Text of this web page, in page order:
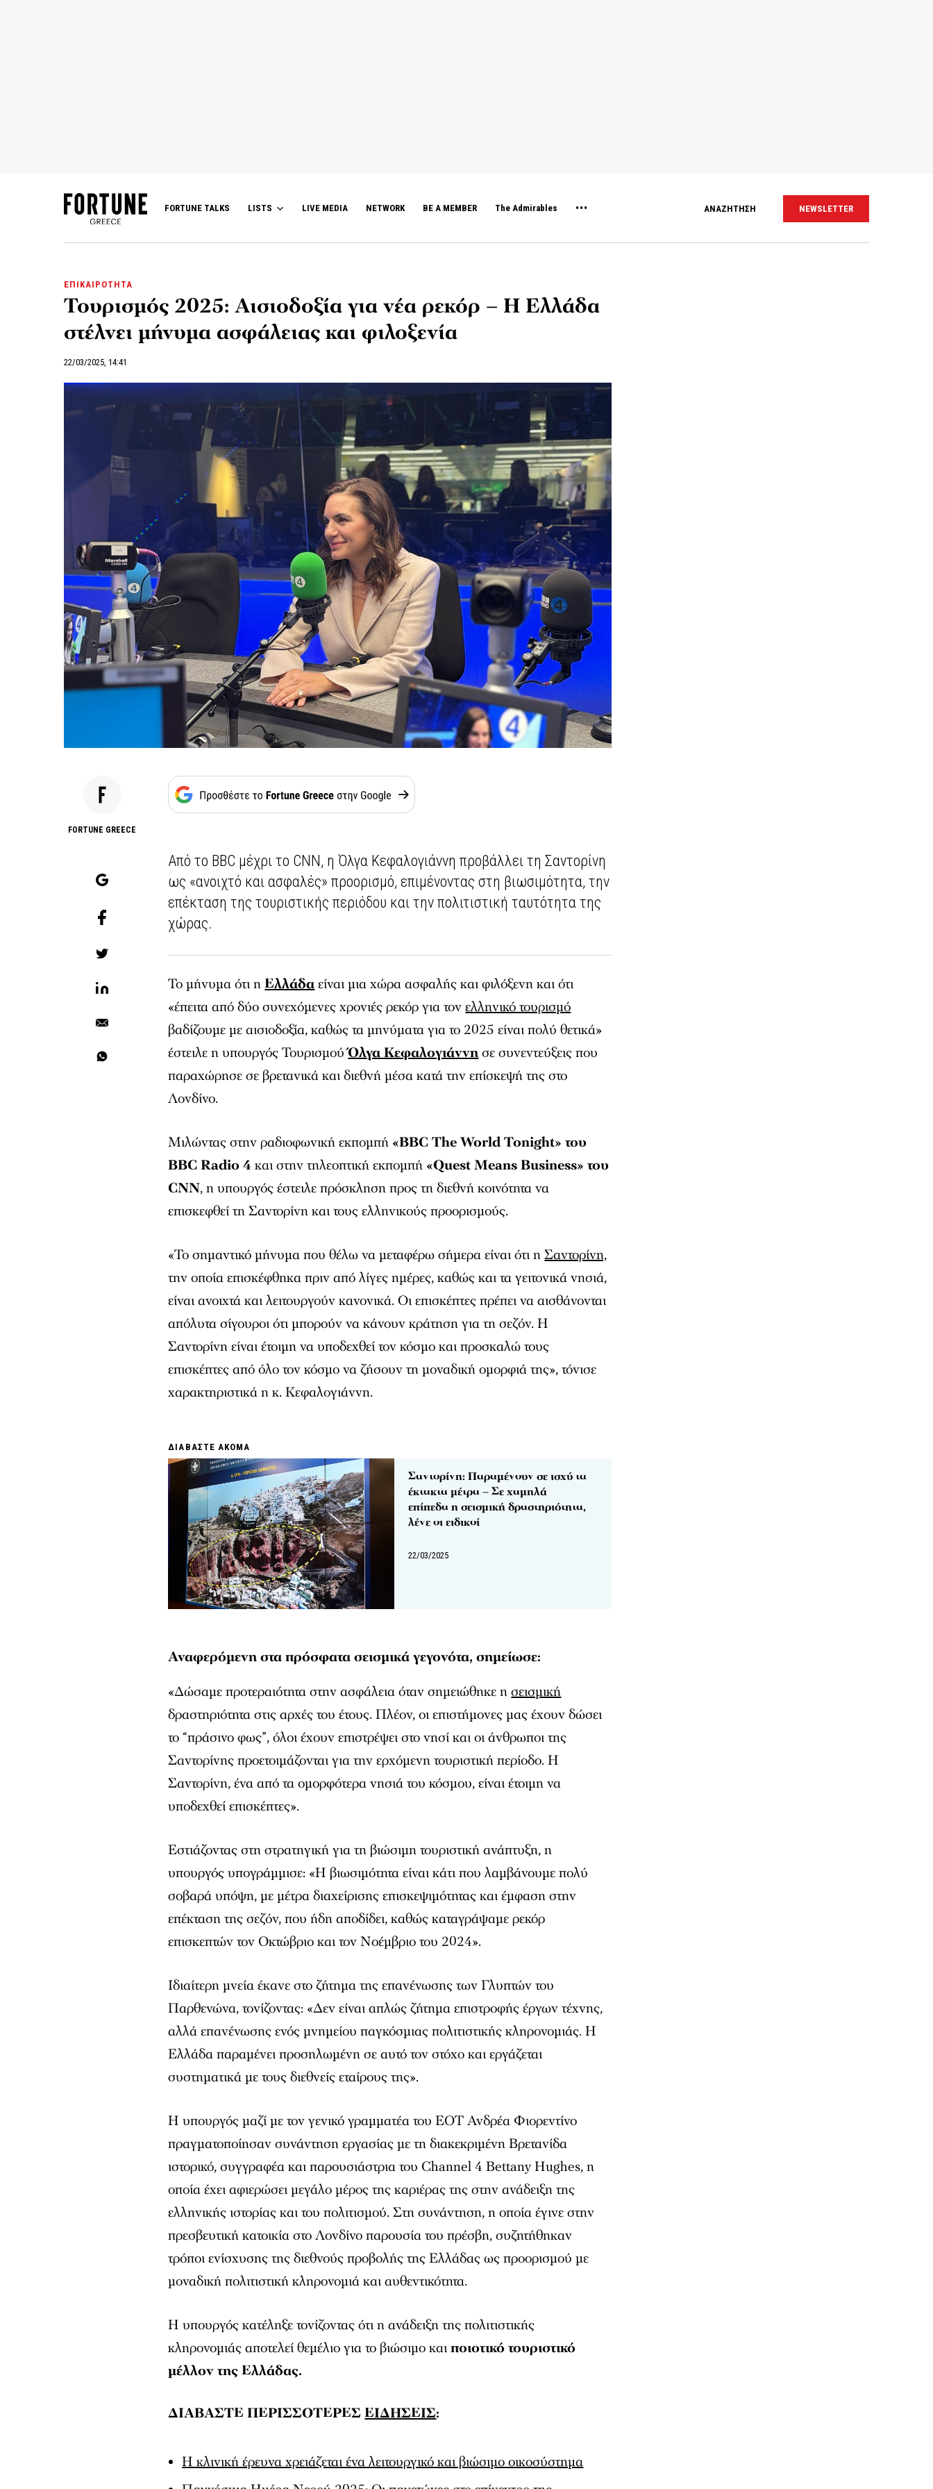
FORTUNE TALKS LISTS LIVE MEDIA NETWORK BE A MEMBER The Admirables ΑΝΑΖΗΤΗΣΗ NEWSLETTER
ΕΠΙΚΑΙΡΟΤΗΤΑ
Τουρισμός 2025: Αισιοδοξία για νέα ρεκόρ – Η Ελλάδα
στέλνει μήνυμα ασφάλειας και φιλοξενία
22/03/2025, 14:41
FORTUNE GREECE
Από το BBC μέχρι το CNN, η Όλγα Κεφαλογιάννη προβάλλει τη Σαντορίνη
ως «ανοιχτό και ασφαλές» προορισμό, επιμένοντας στη βιωσιμότητα, την
επέκταση της τουριστικής περιόδου και την πολιτιστική ταυτότητα της
χώρας.
Το μήνυμα ότι ηΕλλάδαείναι μια χώρα ασφαλής και φιλόξενη και ότι
«έπειτα από δύο συνεχόμενες χρονιές ρεκόρ για τονελληνικό τουρισμό
βαδίζουμε με αισιοδοξία, καθώς τα μηνύματα για το 2025 είναι πολύ θετικά»
έστειλε η υπουργός ΤουρισμούΌλγα Κεφαλογιάννησε συνεντεύξεις που
παραχώρησε σε βρετανικά και διεθνή μέσα κατά την επίσκεψή της στο
Λονδίνο.
Μιλώντας στην ραδιοφωνική εκπομπή «BBC The World Tonight» του
BBC Radio 4 και στην τηλεοπτική εκπομπή «Quest Means Business» του
CNN, η υπουργός έστειλε πρόσκληση προς τη διεθνή κοινότητα να
επισκεφθεί τη Σαντορίνη και τους ελληνικούς προορισμούς.
«Το σημαντικό μήνυμα που θέλω να μεταφέρω σήμερα είναι ότι ηΣαντορίνη,
την οποία επισκέφθηκα πριν από λίγες ημέρες, καθώς και τα γειτονικά νησιά,
είναι ανοιχτά και λειτουργούν κανονικά. Οι επισκέπτες πρέπει να αισθάνονται
απόλυτα σίγουροι ότι μπορούν να κάνουν κράτηση για τη σεζόν. Η
Σαντορίνη είναι έτοιμη να υποδεχθεί τον κόσμο και προσκαλώ τους
επισκέπτες από όλο τον κόσμο να ζήσουν τη μοναδική ομορφιά της», τόνισε
χαρακτηριστικά η κ. Κεφαλογιάννη.
ΔΙΑΒΑΣΤΕ ΑΚΟΜΑ
Σαντορίνη: Παραμένουν σε ισχύ τα
έκτακτα μέτρα – Σε χαμηλά
επίπεδα η σεισμική δραστηριότητα,
λένε οι ειδικοί
22/03/2025
Αναφερόμενη στα πρόσφατα σεισμικά γεγονότα, σημείωσε:
«Δώσαμε προτεραιότητα στην ασφάλεια όταν σημειώθηκε ησεισμική
δραστηριότητα στις αρχές του έτους. Πλέον, οι επιστήμονες μας έχουν δώσει
το “πράσινο φως”, όλοι έχουν επιστρέψει στο νησί και οι άνθρωποι της
Σαντορίνης προετοιμάζονται για την ερχόμενη τουριστική περίοδο. Η
Σαντορίνη, ένα από τα ομορφότερα νησιά του κόσμου, είναι έτοιμη να
υποδεχθεί επισκέπτες».
Εστιάζοντας στη στρατηγική για τη βιώσιμη τουριστική ανάπτυξη, η
υπουργός υπογράμμισε: «Η βιωσιμότητα είναι κάτι που λαμβάνουμε πολύ
σοβαρά υπόψη, με μέτρα διαχείρισης επισκεψιμότητας και έμφαση στην
επέκταση της σεζόν, που ήδη αποδίδει, καθώς καταγράψαμε ρεκόρ
επισκεπτών τον Οκτώβριο και τον Νοέμβριο του 2024».
Ιδιαίτερη μνεία έκανε στο ζήτημα της επανένωσης των Γλυπτών του
Παρθενώνα, τονίζοντας: «Δεν είναι απλώς ζήτημα επιστροφής έργων τέχνης,
αλλά επανένωσης ενός μνημείου παγκόσμιας πολιτιστικής κληρονομιάς. Η
Ελλάδα παραμένει προσηλωμένη σε αυτό τον στόχο και εργάζεται
συστηματικά με τους διεθνείς εταίρους της».
Η υπουργός μαζί με τον γενικό γραμματέα του ΕΟΤ Ανδρέα Φιορεντίνο
πραγματοποίησαν συνάντηση εργασίας με τη διακεκριμένη Βρετανίδα
ιστορικό, συγγραφέα και παρουσιάστρια του Channel 4 Bettany Hughes, η
οποία έχει αφιερώσει μεγάλο μέρος της καριέρας της στην ανάδειξη της
ελληνικής ιστορίας και του πολιτισμού. Στη συνάντηση, η οποία έγινε στην
πρεσβευτική κατοικία στο Λονδίνο παρουσία του πρέσβη, συζητήθηκαν
τρόποι ενίσχυσης της διεθνούς προβολής της Ελλάδας ως προορισμού με
μοναδική πολιτιστική κληρονομιά και αυθεντικότητα.
Η υπουργός κατέληξε τονίζοντας ότι η ανάδειξη της πολιτιστικής
κληρονομιάς αποτελεί θεμέλιο για το βιώσιμο καιποιοτικό τουριστικό
μέλλον της Ελλάδας.
ΔΙΑΒΑΣΤΕ ΠΕΡΙΣΣΟΤΕΡΕΣΕΙΔΗΣΕΙΣ:
Η κλινική έρευνα χρειάζεται ένα λειτουργικό και βιώσιμο οικοσύστημα